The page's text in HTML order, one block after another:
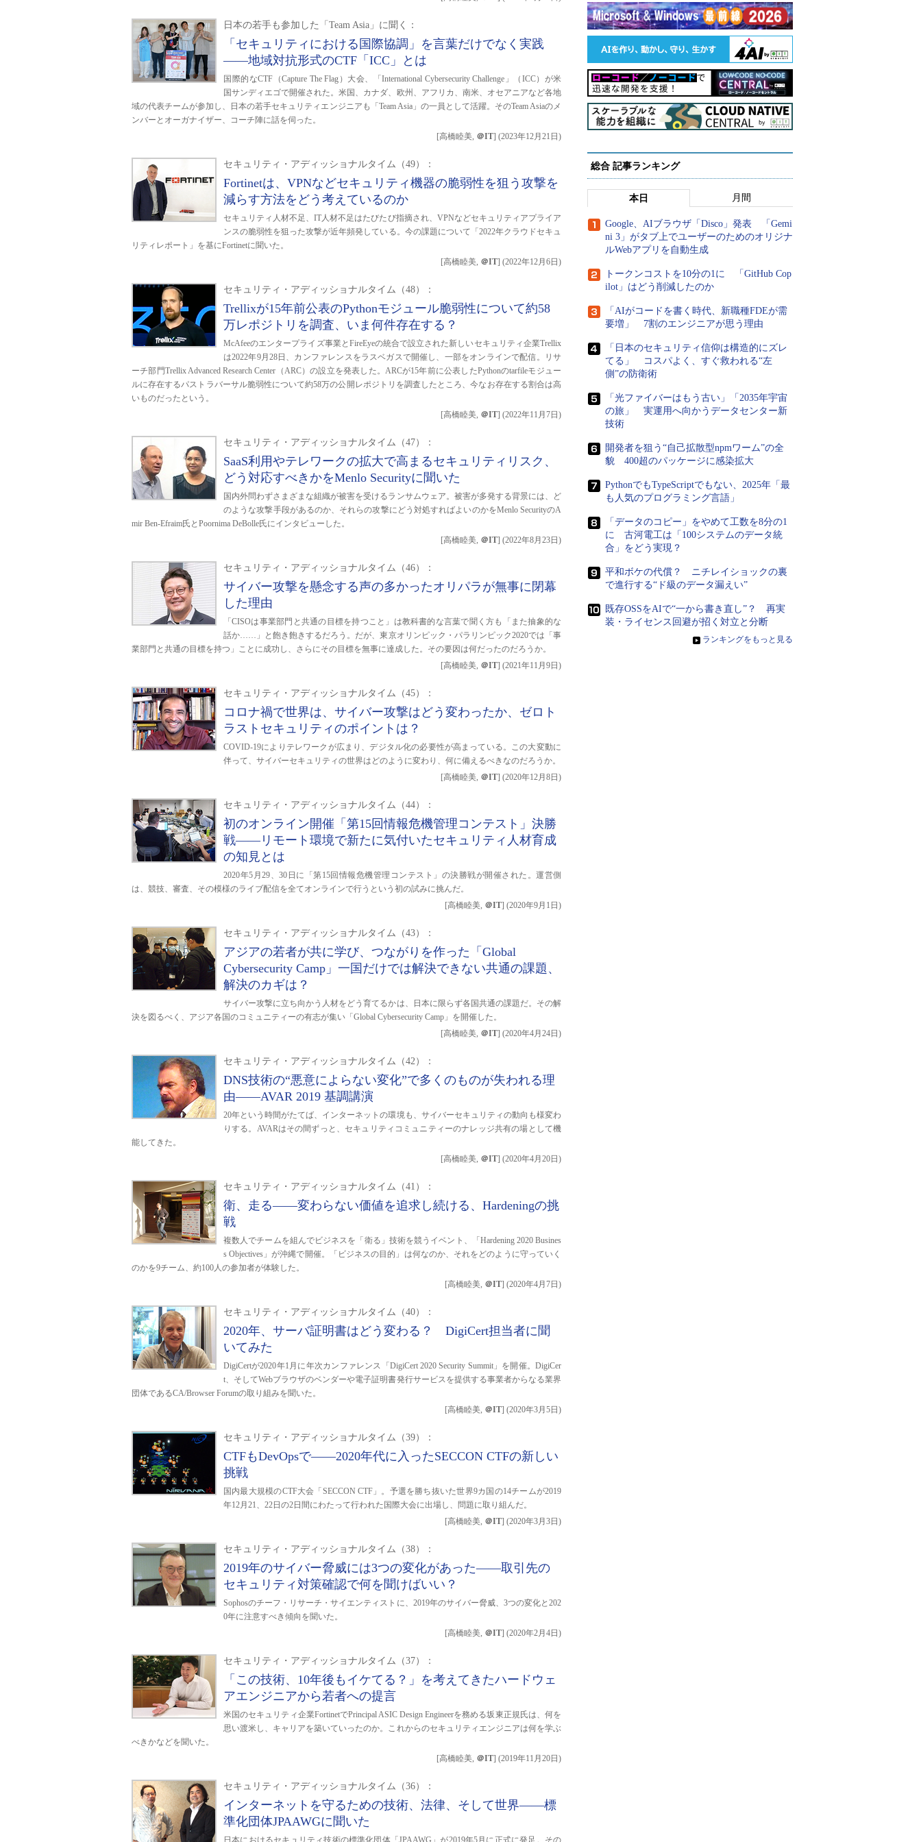
日本の若手も参加した「Team Asia」に聞く：
「セキュリティにおける国際協調」を言葉だけでなく実践
――地域対抗形式のCTF「ICC」とは
国際的なCTF（Capture The Flag）大会、「International Cybersecurity Challenge」（ICC）が米
国サンディエゴで開催された。米国、カナダ、欧州、アフリカ、南米、オセアニアなど各地
域の代表チームが参加し、日本の若手セキュリティエンジニアも「Team Asia」の一員として活躍。そのTeam Asiaのメ
ンバーとオーガナイザー、コーチ陣に話を伺った。
[高橋睦美, ＠IT] (2023年12月21日 )
セキュリティ・アディッショナルタイム（49）：
Fortinetは、VPNなどセキュリティ機器の脆弱性を狙う攻撃を
減らす方法をどう考えているのか
セキュリティ人材不足、IT人材不足はたびたび指摘され、VPNなどセキュリティアプライア
ンスの脆弱性を狙った攻撃が近年頻発している。今の課題について「2022年クラウドセキュ
リティレポート」を基にFortinetに聞いた。
[高橋睦美, ＠IT] (2022年12月6日 )
セキュリティ・アディッショナルタイム（48）：
Trellixが15年前公表のPythonモジュール脆弱性について約58
万レポジトリを調査、いま何件存在する？
McAfeeのエンタープライズ事業とFireEyeの統合で設立された新しいセキュリティ企業Trellix
は2022年9月28日、カンファレンスをラスベガスで開催し、一部をオンラインで配信。リサ
ーチ部門Trellix Advanced Research Center（ARC）の設立を発表した。ARCが15年前に公表したPythonのtarfileモジュー
ルに存在するパストラバーサル脆弱性について約58万の公開レポジトリを調査したところ、今なお存在する割合は高
いものだったという。
[高橋睦美, ＠IT] (2022年11月7日 )
セキュリティ・アディッショナルタイム（47）：
SaaS利用やテレワークの拡大で高まるセキュリティリスク、
どう対応すべきかをMenlo Securityに聞いた
国内外問わずさまざまな組織が被害を受けるランサムウェア。被害が多発する背景には、ど
のような攻撃手段があるのか、それらの攻撃にどう対処すればよいのかをMenlo SecurityのA
mir Ben-Efraim氏とPoornima DeBolle氏にインタビューした。
[高橋睦美, ＠IT] (2022年8月23日 )
セキュリティ・アディッショナルタイム（46）：
サイバー攻撃を懸念する声の多かったオリパラが無事に閉幕
した理由
「CISOは事業部門と共通の目標を持つこと」は教科書的な言葉で聞く方も「また抽象的な
話か……」と飽き飽きするだろう。だが、東京オリンピック・パラリンピック2020では「事
業部門と共通の目標を持つ」ことに成功し、さらにその目標を無事に達成した。その要因は何だったのだろうか。
[高橋睦美, ＠IT] (2021年11月9日 )
セキュリティ・アディッショナルタイム（45）：
コロナ禍で世界は、サイバー攻撃はどう変わったか、ゼロト
ラストセキュリティのポイントは？
COVID-19によりテレワークが広まり、デジタル化の必要性が高まっている。この大変動に
伴って、サイバーセキュリティの世界はどのように変わり、何に備えるべきなのだろうか。
[高橋睦美, ＠IT] (2020年12月8日 )
セキュリティ・アディッショナルタイム（44）：
初のオンライン開催「第15回情報危機管理コンテスト」決勝
戦――リモート環境で新たに気付いたセキュリティ人材育成
の知見とは
2020年5月29、30日に「第15回情報危機管理コンテスト」の決勝戦が開催された。運営側
は、競技、審査、その模様のライブ配信を全てオンラインで行うという初の試みに挑んだ。
[高橋睦美, ＠IT] (2020年9月1日 )
セキュリティ・アディッショナルタイム（43）：
アジアの若者が共に学び、つながりを作った「Global
Cybersecurity Camp」一国だけでは解決できない共通の課題、
解決のカギは？
サイバー攻撃に立ち向かう人材をどう育てるかは、日本に限らず各国共通の課題だ。その解
決を図るべく、アジア各国のコミュニティーの有志が集い「Global Cybersecurity Camp」を開催した。
[高橋睦美, ＠IT] (2020年4月24日 )
セキュリティ・アディッショナルタイム（42）：
DNS技術の“悪意によらない変化”で多くのものが失われる理
由――AVAR 2019 基調講演
20年という時間がたてば、インターネットの環境も、サイバーセキュリティの動向も様変わ
りする。AVARはその間ずっと、セキュリティコミュニティーのナレッジ共有の場として機
能してきた。
[高橋睦美, ＠IT] (2020年4月20日 )
セキュリティ・アディッショナルタイム（41）：
衛、走る――変わらない価値を追求し続ける、Hardeningの挑
戦
複数人でチームを組んでビジネスを「衛る」技術を競うイベント、「Hardening 2020 Busines
s Objectives」が沖縄で開催。「ビジネスの目的」は何なのか、それをどのように守っていく
のかを9チーム、約100人の参加者が体験した。
[高橋睦美, ＠IT] (2020年4月7日 )
セキュリティ・アディッショナルタイム（40）：
2020年、サーバ証明書はどう変わる？ DigiCert担当者に聞
いてみた
DigiCertが2020年1月に年次カンファレンス「DigiCert 2020 Security Summit」を開催。DigiCer
t、そしてWebブラウザのベンダーや電子証明書発行サービスを提供する事業者からなる業界
団体であるCA/Browser Forumの取り組みを聞いた。
[高橋睦美, ＠IT] (2020年3月5日 )
セキュリティ・アディッショナルタイム（39）：
CTFもDevOpsで――2020年代に入ったSECCON CTFの新しい
挑戦
国内最大規模のCTF大会「SECCON CTF」。予選を勝ち抜いた世界9カ国の14チームが2019
年12月21、22日の2日間にわたって行われた国際大会に出場し、問題に取り組んだ。
[高橋睦美, ＠IT] (2020年3月3日 )
セキュリティ・アディッショナルタイム（38）：
2019年のサイバー脅威には3つの変化があった――取引先の
セキュリティ対策確認で何を聞けばいい？
Sophosのチーフ・リサーチ・サイエンティストに、2019年のサイバー脅威、3つの変化と202
0年に注意すべき傾向を聞いた。
[高橋睦美, ＠IT] (2020年2月4日 )
セキュリティ・アディッショナルタイム（37）：
「この技術、10年後もイケてる？」を考えてきたハードウェ
アエンジニアから若者への提言
米国のセキュリティ企業FortinetでPrincipal ASIC Design Engineerを務める坂東正規氏は、何を
思い渡米し、キャリアを築いていったのか。これからのセキュリティエンジニアは何を学ぶ
べきかなどを聞いた。
[高橋睦美, ＠IT] (2019年11月20日 )
セキュリティ・アディッショナルタイム（36）：
インターネットを守るための技術、法律、そして世界――標
準化団体JPAAWGに聞いた
日本におけるセキュリティ技術の標準化団体「JPAAWG」が2019年5月に正式に発足。その
総合 記事ランキング
本日 月間
Google、AIブラウザ「Disco」発表 「Gemi
ni 3」がタブ上でユーザーのためのオリジナ
ルWebアプリを自動生成
トークンコストを10分の1に 「GitHub Cop
ilot」はどう削減したのか
「AIがコードを書く時代、新職種FDEが需
要増」 7割のエンジニアが思う理由
「日本のセキュリティ信仰は構造的にズレ
てる」 コスパよく、すぐ救われる“左
側”の防衛術
「光ファイバーはもう古い」「2035年宇宙
の旅」 実運用へ向かうデータセンター新
技術
開発者を狙う“自己拡散型npmワーム”の全
貌 400超のパッケージに感染拡大
PythonでもTypeScriptでもない、2025年「最
も人気のプログラミング言語」
「データのコピー」をやめて工数を8分の1
に 古河電工は「100システムのデータ統
合」をどう実現？
平和ボケの代償？ ニチレイショックの裏
で進行する“ド級のデータ漏えい”
既存OSSをAIで“一から書き直し”？ 再実
装・ライセンス回避が招く対立と分断
» ランキングをもっと見る